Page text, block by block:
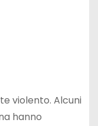
violento. Alcuni
hanno